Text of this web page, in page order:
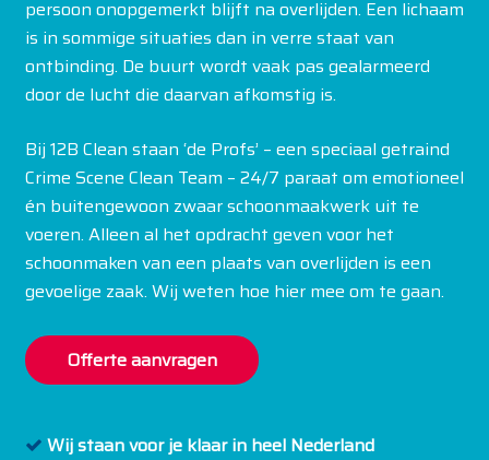
persoon onopgemerkt blijft na overlijden. Een lichaam
is in sommige situaties dan in verre staat van
ontbinding. De buurt wordt vaak pas gealarmeerd
door de lucht die daarvan afkomstig is.
Bij 12B Clean staan ‘de Profs’ – een speciaal getraind
Crime Scene Clean Team – 24/7 paraat om emotioneel
én buitengewoon zwaar schoonmaakwerk uit te
voeren. Alleen al het opdracht geven voor het
schoonmaken van een plaats van overlijden is een
gevoelige zaak. Wij weten hoe hier mee om te gaan.
Offerte aanvragen
Wij staan voor je klaarin heel Nederland